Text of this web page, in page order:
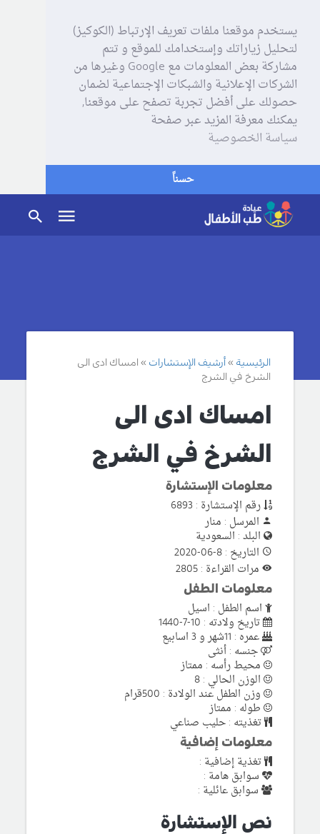
يستخدم موقعنا ملفات تعريف الإرتباط (الكوكيز)
لتحليل زياراتك وإستخدامك للموقع و تتم
مشاركة بعض المعلومات مع Google وغيرها من
الشركات الإعلانية والشبكات الإجتماعية لضمان
حصولك على أفضل تجربة تصفح على موقعنا,
يمكنك معرفة المزيد عبر صفحة
سياسة الخصوصية
حسناً
الرئيسية أرشيف الإستشارات
امساك ادى الى
الشرخ في الشرج
امساك ادى الى
الشرخ في الشرج
معلومات الإستشارة
رقم الإستشارة : 6893
المرسل : منار
البلد : السعودية
التاريخ : 8-06-2020
مرات القراءة : 2805
معلومات الطفل
اسم الطفل : اسيل
تاريخ ولادته : 10-7-1440
عمره : 11شهر و 3 اسابيع
جنسه : أنثى
محيط رأسه : ممتاز
الوزن الحالي : 8
وزن الطفل عند الولادة : 500قرام
طوله : ممتاز
تغذيته : حليب صناعي
معلومات إضافية
تغذية إضافية :
سوابق هامة :
سوابق عائلية :
نص الإستشارة